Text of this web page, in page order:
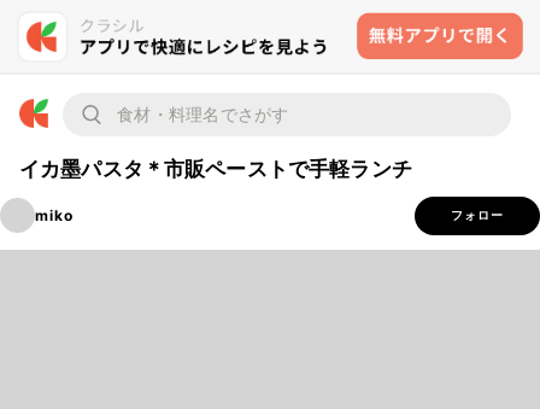
イカ墨パスタ＊市販ペーストで手軽ランチ
miko フォロー